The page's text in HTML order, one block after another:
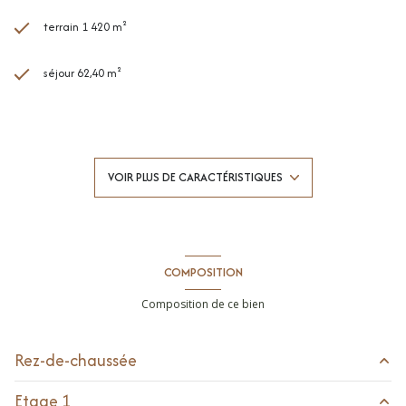
terrain 1 420 m²
séjour 62,40 m²
Chauffage individuel : autre (electrique)
2 garage(s)
vue Dégagée,null
VOIR PLUS DE CARACTÉRISTIQUES
COMPOSITION
Composition de ce bien
Rez-de-chaussée
Etage 1